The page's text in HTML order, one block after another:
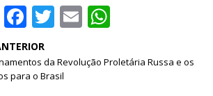
F
a
c
e
T
it
te
E
ai at
da Revolução Proletária Russa e os
para o Brasil